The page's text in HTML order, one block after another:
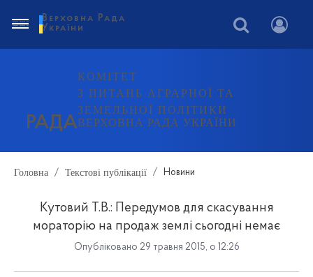
РАДА
КОМІТЕТ
З ПИТАНЬ АГРАРНОЇ ТА
ЗЕМЕЛЬНОЇ ПОЛІТИКИ
ВЕРХОВНА РАДА УКРАЇНИ
Верховна Рада
України
Головна Текстові публікації Новини
Кутовий Т.В.: Передумов для скасування
мораторію на продаж землі сьогодні немає
Опубліковано 29 травня 2015, о 12:26